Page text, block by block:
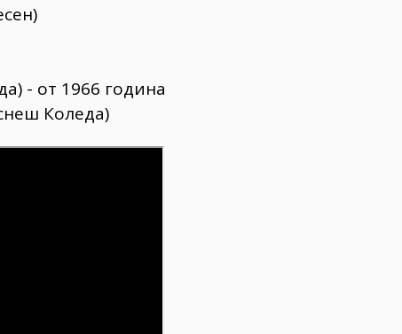
- от 1966 година
Коледа)